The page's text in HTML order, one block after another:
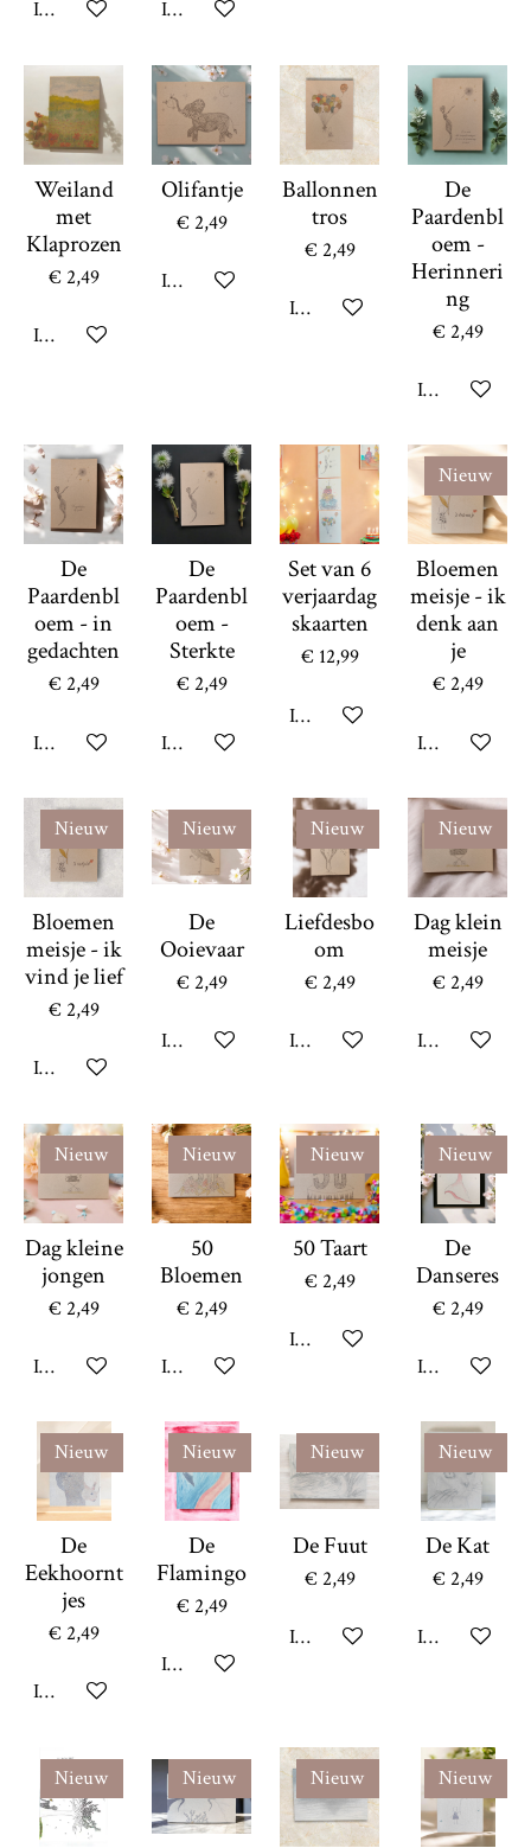
In winkelwagen In winkelwagen
Weiland
met
Klaprozen
€ 2,49
In winkelwagen
Olifantje
€ 2,49
In winkelwagen
Ballonnen
tros
€ 2,49
In winkelwagen
De
Paardenbl
oem -
Herinneri
ng
€ 2,49
In
De
Paardenbl
oem - in
gedachten
€ 2,49
In winkelwagen
De
Paardenbl
oem -
Sterkte
€ 2,49
In winkelwagen
Set van 6
verjaardag
skaarten
€ 12,99
In winkelwagen
Nieuw
Bloemen
meisje - ik
denk aan
je
€ 2,49
In
Nieuw
Bloemen
meisje - ik
vind je lief
€ 2,49
In winkelwagen
Nieuw
De
Ooievaar
€ 2,49
In winkelwagen
Nieuw
Liefdesbo
om
€ 2,49
In winkelwagen
Nieuw
Dag klein
meisje
€ 2,49
In
Nieuw
Dag kleine
jongen
€ 2,49
In winkelwagen
Nieuw
50
Bloemen
€ 2,49
In winkelwagen
Nieuw
50 Taart
€ 2,49
In winkelwagen
Nieuw
De
Danseres
€ 2,49
In
Nieuw
De
Eekhoornt
jes
€ 2,49
In winkelwagen
Nieuw
De
Flamingo
€ 2,49
In winkelwagen
Nieuw
De Fuut
€ 2,49
In winkelwagen
Nieuw
De Kat
€ 2,49
In
Nieuw Nieuw Nieuw Nieuw